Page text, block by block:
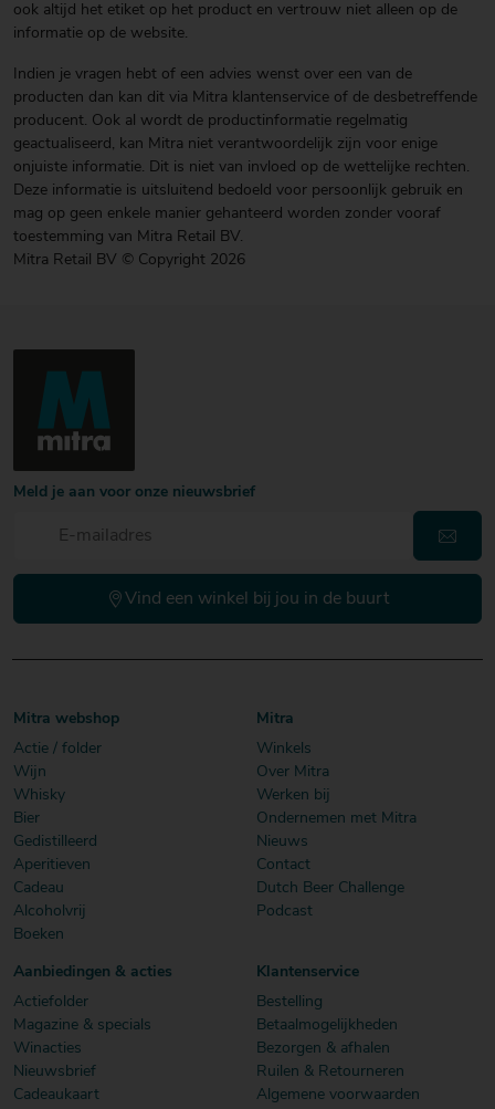
ook altijd het etiket op het product en vertrouw niet alleen op de
informatie op de website.
Indien je vragen hebt of een advies wenst over een van de
producten dan kan dit via Mitra klantenservice of de desbetreffende
producent. Ook al wordt de productinformatie regelmatig
geactualiseerd, kan Mitra niet verantwoordelijk zijn voor enige
onjuiste informatie. Dit is niet van invloed op de wettelijke rechten.
Deze informatie is uitsluitend bedoeld voor persoonlijk gebruik en
mag op geen enkele manier gehanteerd worden zonder vooraf
toestemming van Mitra Retail BV.
Mitra Retail BV © Copyright 2026
Meld je aan voor onze nieuwsbrief
Vind een winkel bij jou in de buurt
Mitra webshop
Actie / folder
Wijn
Whisky
Bier
Gedistilleerd
Aperitieven
Cadeau
Alcoholvrij
Boeken
Mitra
Winkels
Over Mitra
Werken bij
Ondernemen met Mitra
Nieuws
Contact
Dutch Beer Challenge
Podcast
Aanbiedingen & acties
Actiefolder
Magazine & specials
Winacties
Nieuwsbrief
Cadeaukaart
Klantenservice
Bestelling
Betaalmogelijkheden
Bezorgen & afhalen
Ruilen & Retourneren
Algemene voorwaarden